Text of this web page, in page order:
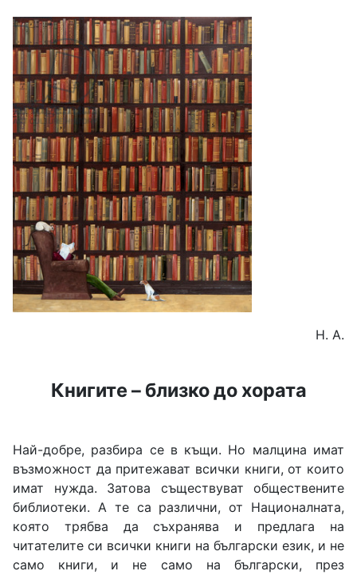
Н. А.
Книгите – близко до хората
Най-добре, разбира се в къщи. Но малцина имат
възможност да притежават всички книги, от които
имат нужда. Затова съществуват обществените
библиотеки. А те са различни, от Националната,
която трябва да съхранява и предлага на
читателите си всички книги на български език, и не
само книги, и не само на български, през